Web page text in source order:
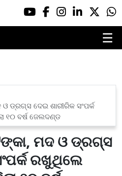
☰
ଡ୍ରଗ୍ସ ଦେଇ ଶାରୀରିକ ସଂପର୍କ
୧୦ ବର୍ଷ ଜେଲଦଣ୍ଡ
ମଦ ଓ ଡ୍ରଗ୍ସ
ରଖୁଥିଲେ